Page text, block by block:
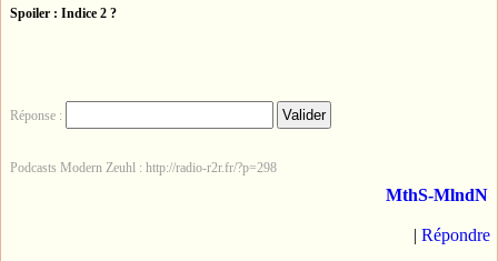
Spoiler : Indice 2 ?
Réponse :
Podcasts Modern Zeuhl : http://radio-r2r.fr/?p=298
MthS-MlndN
| Répondre